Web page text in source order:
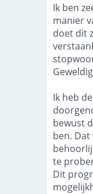
Ik ben
manier
doet dit
Ik heb
bewust
ben.
te
Dit